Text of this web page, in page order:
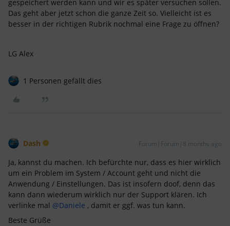
gespeichert werden kann und wir es später versuchen sollen.
Das geht aber jetzt schon die ganze Zeit so. Vielleicht ist es
besser in der richtigen Rubrik nochmal eine Frage zu öffnen?
LG Alex
1 Personen gefällt dies
Dash Forum|Forum|8 months ago
Ja, kannst du machen. Ich befürchte nur, dass es hier wirklich
um ein Problem im System / Account geht und nicht die
Anwendung / Einstellungen. Das ist insofern doof, denn das
kann dann wiederum wirklich nur der Support klären. Ich
verlinke mal ​ @Daniele , damit er ggf. was tun kann.
Beste Grüße